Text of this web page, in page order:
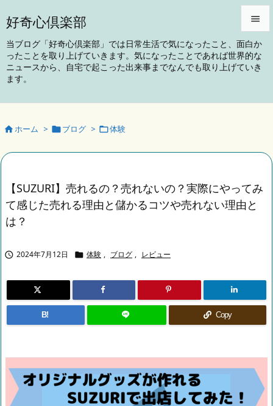
好奇心倶楽部
当ブログ「好奇心倶楽部」では日常生活で気になったこと、面白か
ったことを取り上げていきます。気になったことであれば世界的な
ニュースから、自宅で起こった出来事までなんでも取り上げていき
ます。


メニュ


次へ
検索
ホーム > ブログ > 体験
【SUZURI】売れるの？売れないの？実際にやってみ
て感じた売れる理由と儲かるコツや売れない理由と
は？
 2024年7月12日  体験 , ブログ , レビュー
B! Copy